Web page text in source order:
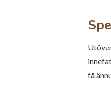
få